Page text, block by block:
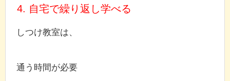
4. 自宅で繰り返し学べる
しつけ教室は、
通う時間が必要